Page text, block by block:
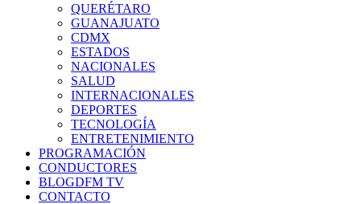
QUERÉTARO
GUANAJUATO
CDMX
ESTADOS
NACIONALES
SALUD
INTERNACIONALES
DEPORTES
TECNOLOGÍA
ENTRETENIMIENTO
PROGRAMACIÓN
CONDUCTORES
BLOGDFM TV
CONTACTO